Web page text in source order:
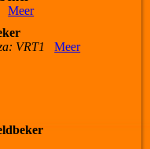
Meer
VRT1
Meer